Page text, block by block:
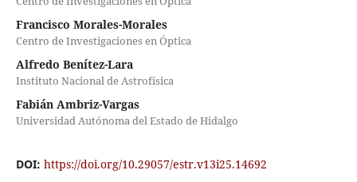
Francisco Morales-Morales
Centro de Investigaciones en Óptica
Alfredo Benítez-Lara
Instituto Nacional de Astrofísica
Fabián Ambriz-Vargas
Universidad Autónoma del Estado de Hidalgo
DOI: https://doi.org/10.29057/estr.v13i25.14692